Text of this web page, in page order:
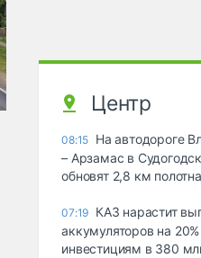
Центр
08:15 На автодороге
– Арзамас в
обновят 2,8 км полотна
07:19 КАЗ нарастит
аккумуляторов на
инвестициям в 380